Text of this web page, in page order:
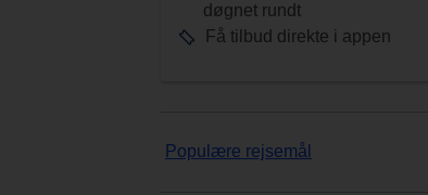
døgnet rundt
Få tilbud direkte i appen
Populære rejsemål